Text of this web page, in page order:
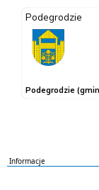
Informacje